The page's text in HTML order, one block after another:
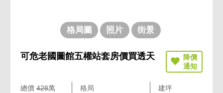
格局圖 照片 街景
可危老國圖館五權站套房價買透天
總價428萬 格局 建坪